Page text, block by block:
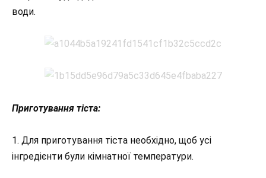
води.
Приготування тіста:
1. Для приготування тіста необхідно, щоб усі
інгредієнти були кімнатної температури.